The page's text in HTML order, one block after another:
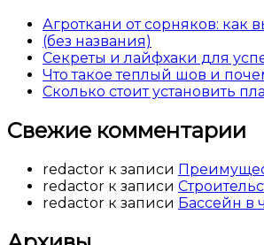
Агроткани от сорняков: как
(без названия)
Секреты и лайфхаки для
Что такое теплый шов и
Сколько стоит установить
Свежие комментарии
redactor к записи
redactor к записи
redactor к записи Бассейн в